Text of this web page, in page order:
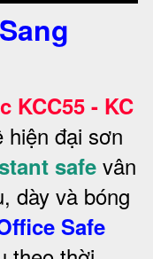
KCC55 - KC
đại sơn
safe vân
dày và bóng
Safe